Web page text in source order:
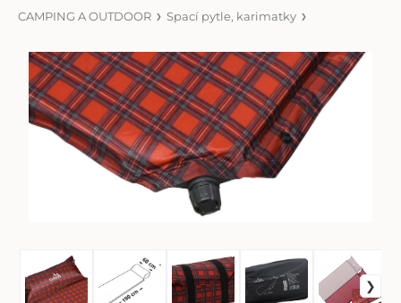
CAMPING A OUTDOOR Spací pytle, karimatky